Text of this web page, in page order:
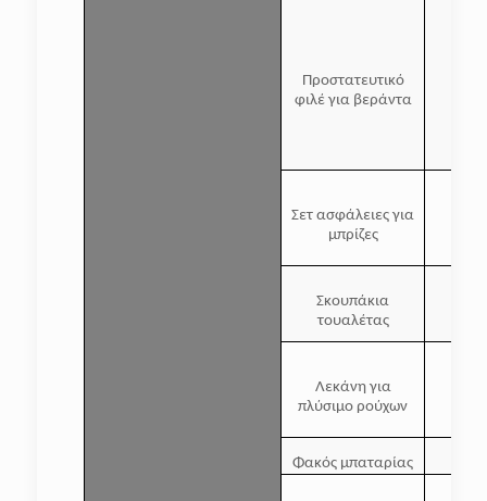
Προστατευτικό
φιλέ για βεράντα
Σετ ασφάλειες για
μπρίζες
Σκουπάκια
τουαλέτας
Λεκάνη για
πλύσιμο ρούχων
Φακός μπαταρίας